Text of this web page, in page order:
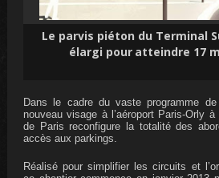
Le parvis piéton du Terminal
élargi pour atteindre 17
Dans le cadre du vaste programme
nouveau visage à l’aéroport Paris-Orly à
de Paris reconfigure
la totalité des
accès aux parkings.
Réalisé pour simplifier les circuits et